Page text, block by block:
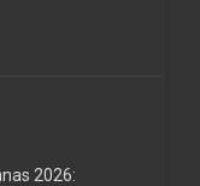
2026: